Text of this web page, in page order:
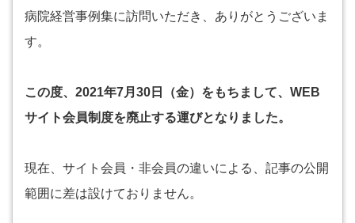
病院経営事例集に訪問いただき、ありがとうございま
す。
この度、2021年7月30日（金）をもちまして、WEB
サイト会員制度を廃止する運びとなりました。
現在、サイト会員・非会員の違いによる、記事の公開
範囲に差は設けておりません。